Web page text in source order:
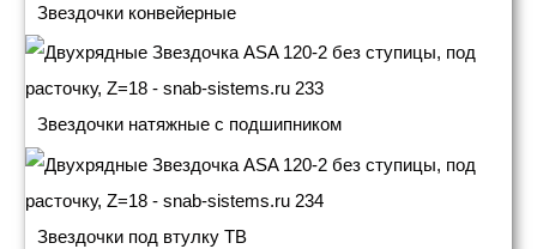
Звездочки конвейерные
Звездочки натяжные с подшипником
Звездочки под втулку ТВ